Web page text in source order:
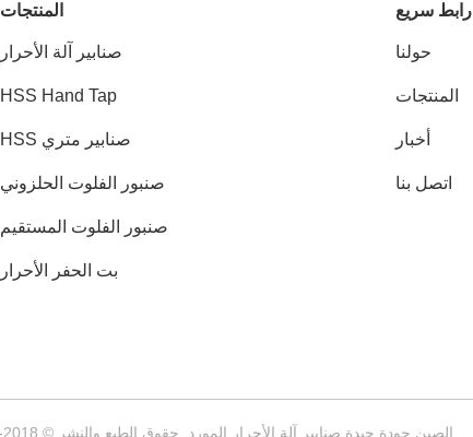
رابط سريع
حولنا
المنتجات
أخبار
اتصل بنا
المنتجات
صنابير آلة الأحرار
HSS Hand Tap
صنابير متري HSS
صنبور الفلوت الحلزوني
صنبور الفلوت المستقيم
بت الحفر الأحرار
الصين جودة جيدة صنابير آلة الأحرار المورد. حقوق الطبع والنشر © 2018-2026 Jiangsu Xingrui Tools CO.,LTD . كل الحقوق محفوظة.